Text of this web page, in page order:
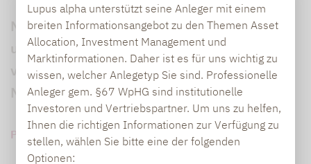
Lupus alpha unterstützt seine Anleger mit einem
breiten Informationsangebot zu den Themen Asset
Allocation, Investment Management und
Marktinformationen. Daher ist es für uns wichtig zu
wissen, welcher Anlegetyp Sie sind. Professionelle
Anleger gem. §67 WpHG sind institutionelle
Investoren und Vertriebspartner. Um uns zu helfen,
Ihnen die richtigen Informationen zur Verfügung zu
stellen, wählen Sie bitte eine der folgenden
Optionen:
Marcus Ratz (48), Partner bei Lupus alpha
und dort im Portfoliomanagement
verantwortlich für die europäischen
Nebenwerte im Gespräch.
PDF HERUNTERLADEN (156 KB)